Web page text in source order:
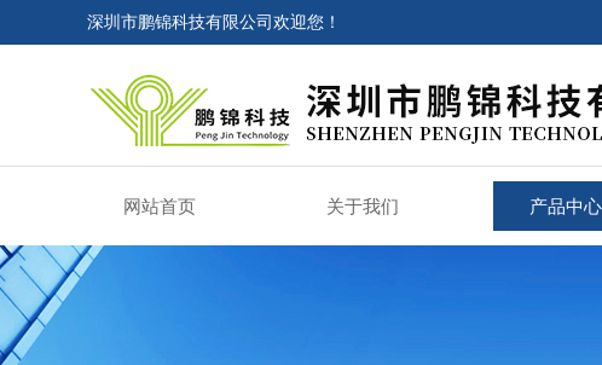
深圳市鹏锦科技有限公司欢迎您！
网站首页 关于我们 产品中心